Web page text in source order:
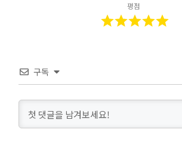
평점
구독